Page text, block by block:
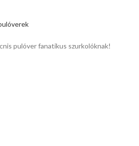
pulóver fanatikus szurkolóknak!